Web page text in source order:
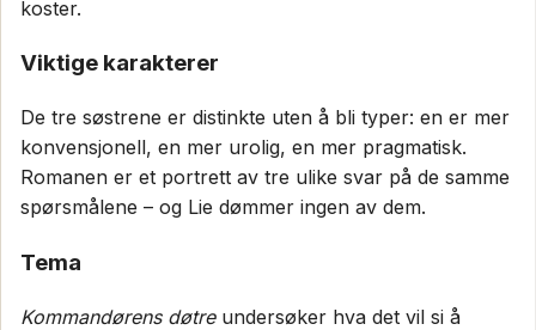
koster.
Viktige karakterer
De tre søstrene er distinkte uten å bli typer: en er mer
konvensjonell, en mer urolig, en mer pragmatisk.
Romanen er et portrett av tre ulike svar på de samme
spørsmålene – og Lie dømmer ingen av dem.
Tema
Kommandørens døtreundersøker hva det vil si å